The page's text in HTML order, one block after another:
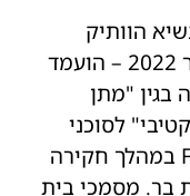
הוותיק
בחברת אוריינט – שנרכשה בינואר 2022 – הועמד
באשמה בגין "מתן
לסוכני
FWS, ביודעין ובכוונה לסוכני FWS במהלך חקירה
בר. מסמכי בית